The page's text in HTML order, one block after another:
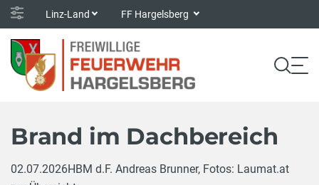
Linz-Land FF Hargelsberg
Brand im Dachbereich
02.07.2026HBM d.F. Andreas Brunner, Fotos: Laumat.at